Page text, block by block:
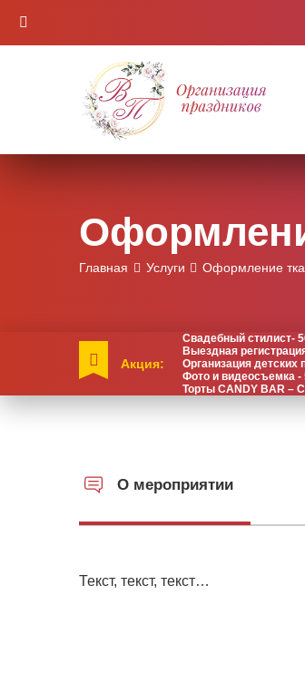
Главная Услуги Оформление
Акция:
Свадебный стилист-
Выездная
Организация детских
Фото и видеосъемка -
Торты CANDY BAR –
О мероприятии
Текст, текст, текст…